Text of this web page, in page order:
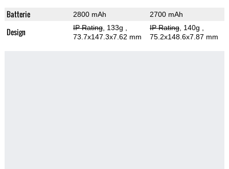
Batterie 2800 mAh 2700 mAh
Design IP Rating, 133g
73.7x147.3x7.62 mm
IP Rating, 140g
75.2x148.6x7.87 mm